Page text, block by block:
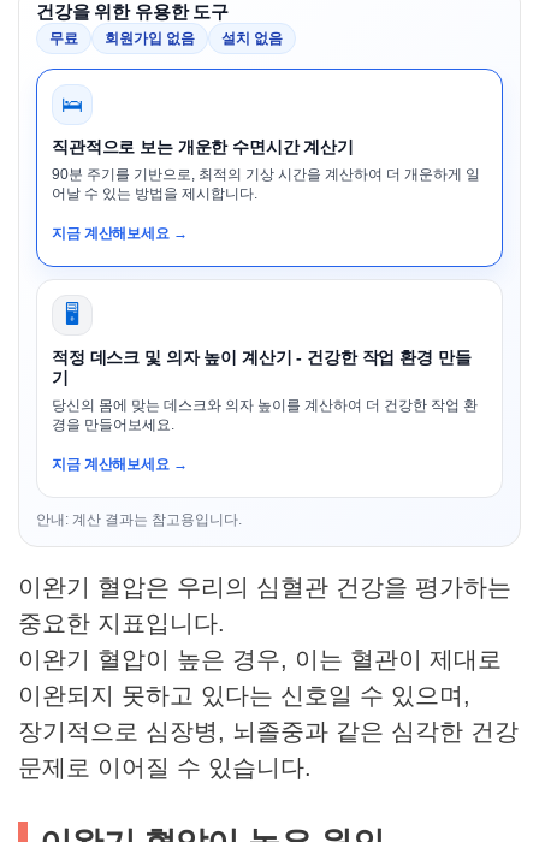
건강을 위한 유용한 도구
무료 회원가입 없음 설치 없음
🛌
직관적으로 보는 개운한 수면시간 계산기
90분 주기를 기반으로, 최적의 기상 시간을 계산하여 더 개운하게 일
어날 수 있는 방법을 제시합니다.
지금 계산해보세요 →
🖥️
적정 데스크 및 의자 높이 계산기 - 건강한 작업 환경 만들
기
당신의 몸에 맞는 데스크와 의자 높이를 계산하여 더 건강한 작업 환
경을 만들어보세요.
지금 계산해보세요 →
안내: 계산 결과는 참고용입니다.
이완기 혈압은 우리의 심혈관 건강을 평가하는
중요한 지표입니다.
이완기 혈압이 높은 경우, 이는 혈관이 제대로
이완되지 못하고 있다는 신호일 수 있으며,
장기적으로 심장병, 뇌졸중과 같은 심각한 건강
문제로 이어질 수 있습니다.